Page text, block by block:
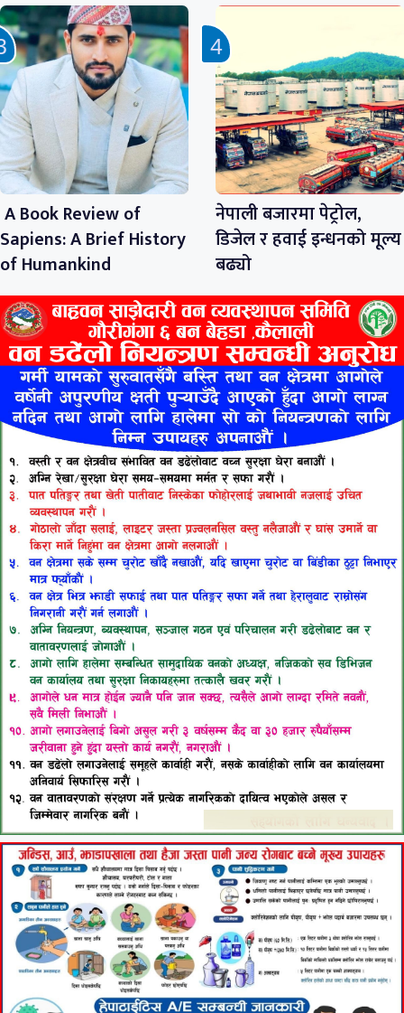
A Book Review of
Sapiens: A Brief History
of Humankind
नेपाली बजारमा पेट्रोल,
डिजेल र हवाई इन्धनको मूल्य
बढ्यो